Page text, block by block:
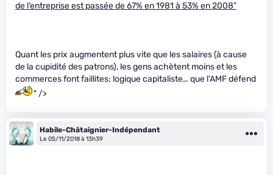
de l’entreprise est passée de 67% en 1981 à 53% en 2008”
Quant les prix augmentent plus vite que les salaires (à cause
de la cupidité des patrons), les gens achètent moins et les
commerces font faillites: logique capitaliste… que l’AMF défend
" />
Habile-Châtaignier-Indépendant
Le 05/11/2018 à 13h39